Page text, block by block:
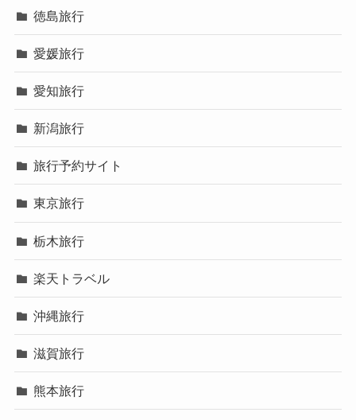
徳島旅行
愛媛旅行
愛知旅行
新潟旅行
旅行予約サイト
東京旅行
栃木旅行
楽天トラベル
沖縄旅行
滋賀旅行
熊本旅行